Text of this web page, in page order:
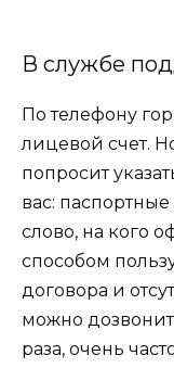
В службе
По телефону
лицевой счет.
попросит
вас:
слово, на кого
способом
договора и
можно
раза, очень